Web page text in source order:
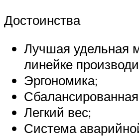
Достоинства
Лучшая удельная
линейке
Эргономика;
Легкий вес;
Система